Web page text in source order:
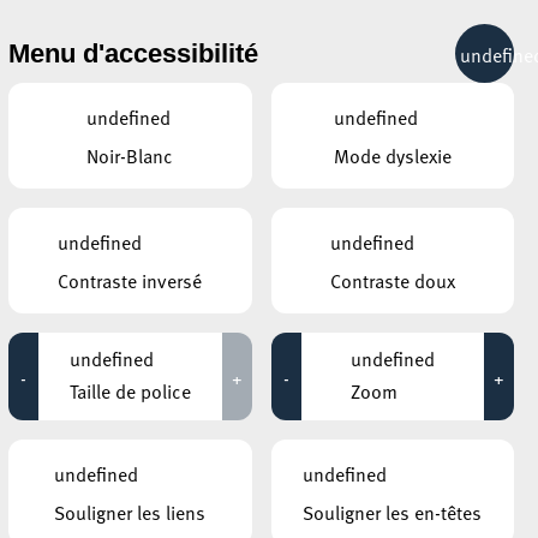
RÉCRÉATION MOBILITÉ
AUTRES ÉVÉNEMENTS
Riso Future Landscapes
(kids workshop)
ROCKHAL – ETABLISSEMENT PUBLIC
CENTRE DE MUSIQUES AMPLIFIÉES
FAITHLESS
18:00 - 20:00
WORK IN PROGRESS: THE
STRANGER SONG
27°C
Menu d'accessibilité
undefined
Noir-Blanc
undefined
Mode dyslexie
undefined
Contraste inversé
undefined
Contraste doux
-
undefined
Taille de police
+ -
undefined
Zoom
+
undefined
Souligner les liens
undefined
Souligner les en-têtes